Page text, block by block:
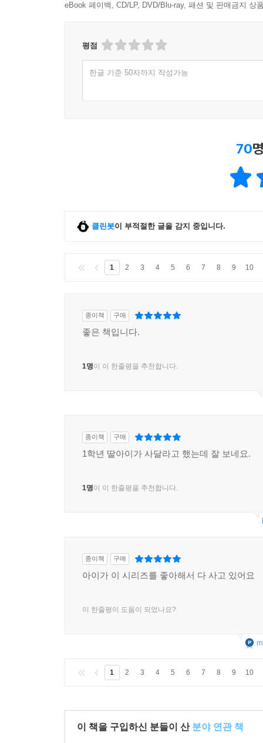
eBook 페이백, CD/LP, DVD/Blu-ray, 패션 및 판매금지 상
평점
한글 기준 50자까지 작성가능
70
클린봇이 부적절한 글을 감지 중입니다.
1 2 3 4 5 6 7 8 9 10
종이책 구매
좋은 책입니다.
1명이 이 한줄평을 추천합니다.
종이책 구매
1학년 딸아이가 사달라고 했는데 잘 보네요.
1명이 이 한줄평을 추천합니다.
종이책 구매
아이가 이 시리즈를 좋아해서 다 사고 있어요
이 한줄평이 도움이 되었나요?
1 2 3 4 5 6 7 8 9 10
이 책을 구입하신 분들이 산 분야 연관 책